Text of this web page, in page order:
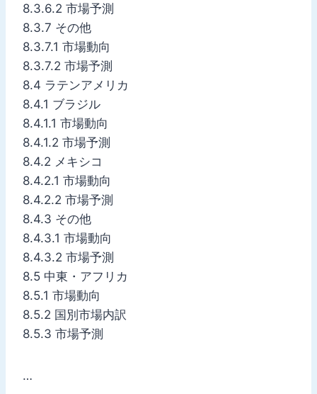
8.3.6.2 市場予測
8.3.7 その他
8.3.7.1 市場動向
8.3.7.2 市場予測
8.4 ラテンアメリカ
8.4.1 ブラジル
8.4.1.1 市場動向
8.4.1.2 市場予測
8.4.2 メキシコ
8.4.2.1 市場動向
8.4.2.2 市場予測
8.4.3 その他
8.4.3.1 市場動向
8.4.3.2 市場予測
8.5 中東・アフリカ
8.5.1 市場動向
8.5.2 国別市場内訳
8.5.3 市場予測
…